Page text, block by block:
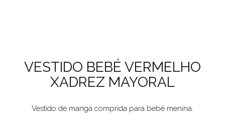
VESTIDO BEBÉ VERMELHO
XADREZ MAYORAL
Vestido de manga comprida para bebé menina.